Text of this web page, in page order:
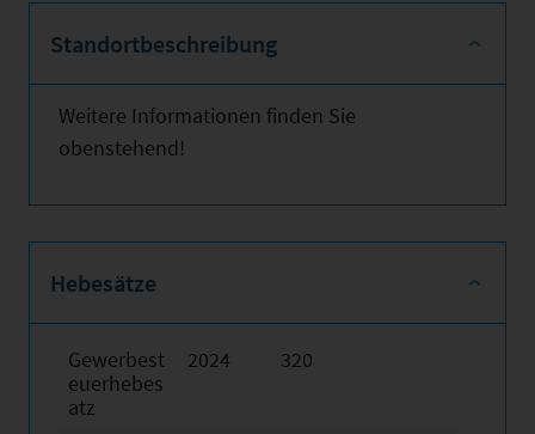
Standortbeschreibung
Weitere Informationen finden Sie
obenstehend!
Hebesätze
Gewerbest
euerhebes
atz
2024 320